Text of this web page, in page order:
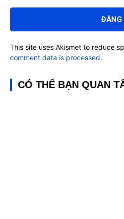
luận:
This site uses Akismet to reduce
comment data is processed.
CÓ THỂ BẠN QUAN